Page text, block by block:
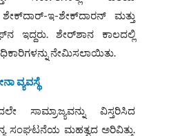
ಇ-ಶೇಕ್‌ದಾರನ್ ಮತ್ತು
ಇದ್ದರು. ಶೇರ್‌ಶಾನ ಕಾಲದಲ್ಲಿ
ನೇಮಿಸಲಾಯಿತು.
ವ್ಯವಸ್ಥೆ
ಸಾಮ್ರಾಜ್ಯವನ್ನು ವಿಸ್ತರಿಸಿದ
ಸಂಘಟನೆಯ ಮಹತ್ವದ ಅರಿವಿತ್ತು.